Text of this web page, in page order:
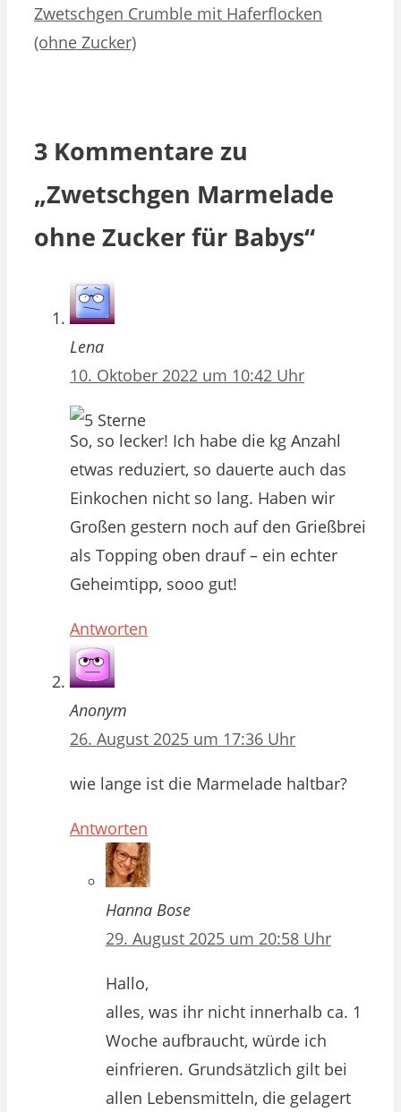
Zwetschgen Crumble mit Haferflocken
(ohne Zucker)
3 Kommentare zu
„Zwetschgen Marmelade
ohne Zucker für Babys“
Lena
10. Oktober 2022 um 10:42 Uhr
So, so lecker! Ich habe die kg Anzahl
etwas reduziert, so dauerte auch das
Einkochen nicht so lang. Haben wir
Großen gestern noch auf den Grießbrei
als Topping oben drauf – ein echter
Geheimtipp, sooo gut!
Antworten
Anonym
26. August 2025 um 17:36 Uhr
wie lange ist die Marmelade haltbar?
Antworten
Hanna Bose
29. August 2025 um 20:58 Uhr
Hallo,
alles, was ihr nicht innerhalb ca. 1
Woche aufbraucht, würde ich
einfrieren. Grundsätzlich gilt bei
allen Lebensmitteln, die gelagert